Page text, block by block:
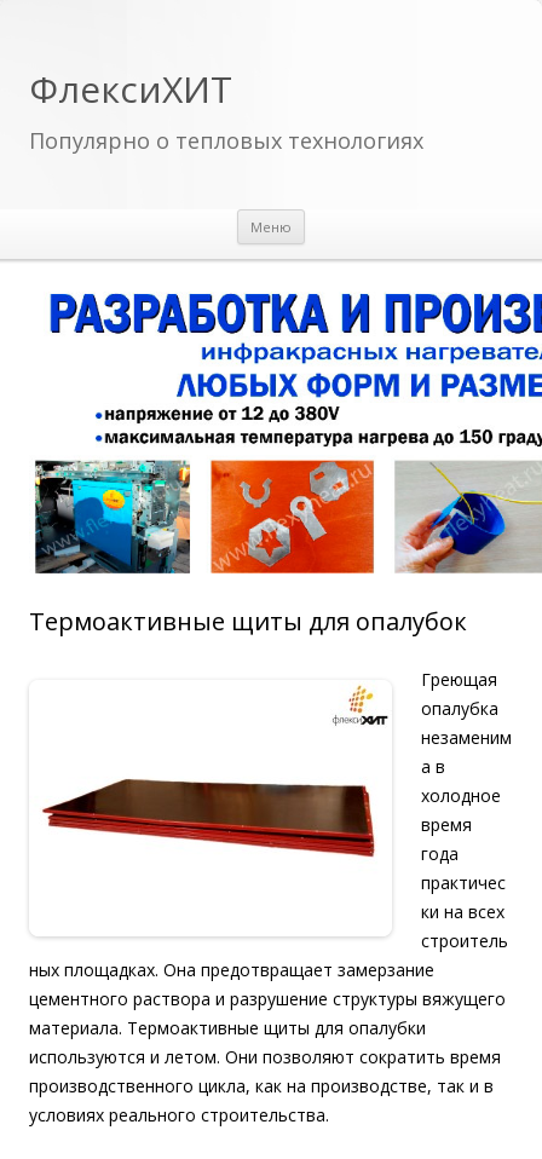
ФлексиХИТ
Популярно о тепловых технологиях
Меню
Термоактивные щиты для опалубок
Греющая
опалубка
незаменим
а в
холодное
время
года
практичес
ки на всех
строитель
ных площадках. Она предотвращает замерзание
цементного раствора и разрушение структуры вяжущего
материала. Термоактивные щиты для опалубки
используются и летом. Они позволяют сократить время
производственного цикла, как на производстве, так и в
условиях реального строительства.